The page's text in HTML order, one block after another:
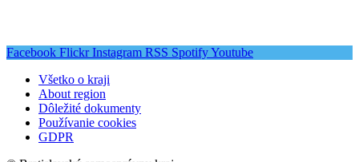
Facebook Flickr Instagram RSS SpotifyYoutube
Všetko o kraji
About region
Dôležité dokumenty
Používanie cookies
GDPR